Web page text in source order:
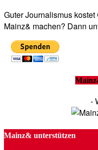
Guter Journalismus
Mainz& machen? Dann
-
Mainz& unterstützen